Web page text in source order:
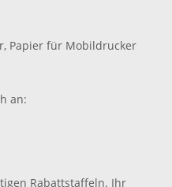
Papier für Mobildrucker
an:
Rabattstaffeln. Ihr